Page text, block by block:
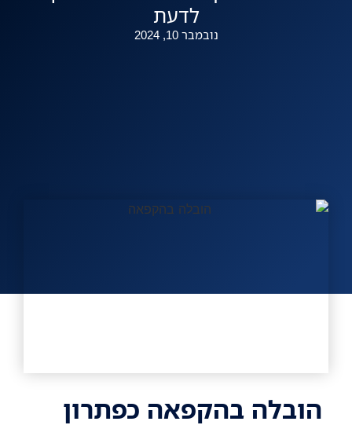
להצעה מהירה
לדעת
נובמבר 10, 2024
הובלה בהקפאה כפתרון